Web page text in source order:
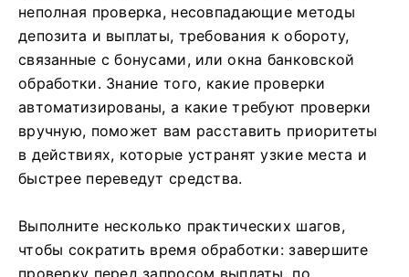
неполная проверка, несовпадающие методы
депозита и выплаты, требования к обороту,
связанные с бонусами, или окна банковской
обработки. Знание того, какие проверки
автоматизированы, а какие требуют проверки
вручную, поможет вам расставить приоритеты
в действиях, которые устранят узкие места и
быстрее переведут средства.
Выполните несколько практических шагов,
чтобы сократить время обработки: завершите
проверку перед запросом выплаты, по